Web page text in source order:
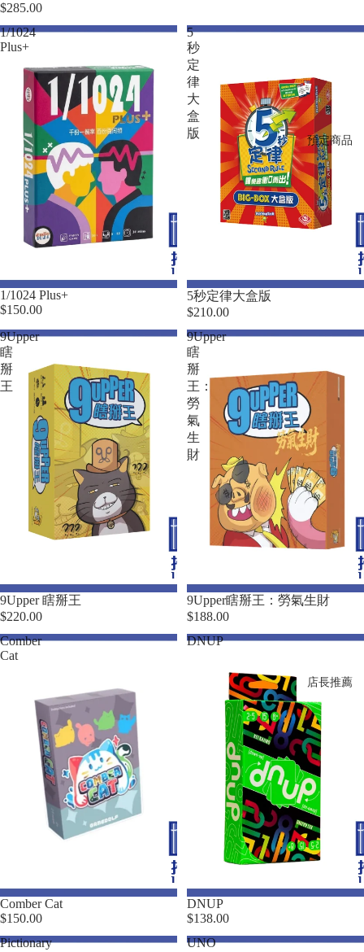
預定商品
店長推薦
$285.00
1/1024
Plus+
1/1024 Plus+
$150.00
5
秒
定
律
大
盒
版
5秒定律大盒版
$210.00
9Upper
瞎
掰
王
Sold out
9Upper 瞎掰王
$220.00
9Upper
瞎
掰
王：
勞
氣
生
財
9Upper瞎掰王：勞氣生財
$188.00
Comber
Cat
Comber Cat
$150.00
DNUP
DNUP
$138.00
Pictionary
UNO